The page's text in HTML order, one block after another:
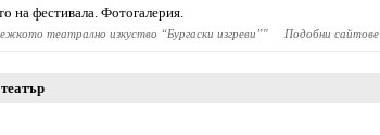
на фестивала. Фотогалерия.
театрално изкуство “Бургаски изгреви”" Подобни сайтове
театър